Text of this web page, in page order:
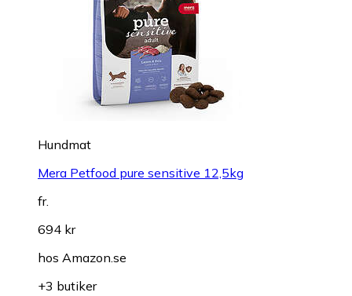
Hundmat
Mera Petfood pure sensitive 12,5kg
fr.
694 kr
hos Amazon.se
+3 butiker